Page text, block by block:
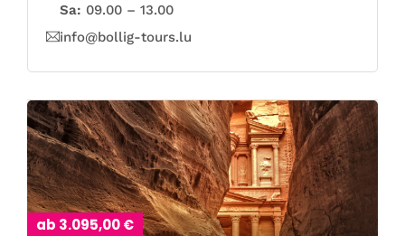
Sa: 09.00 – 13.00
info@bollig-tours.lu
ab 3.095,00 €